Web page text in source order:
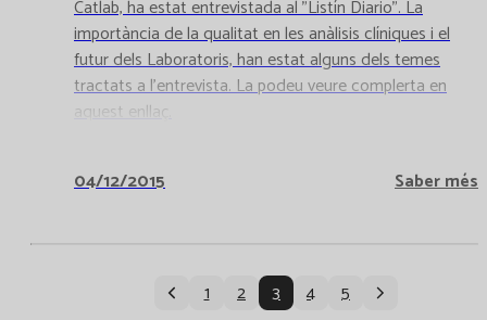
Catlab, ha estat entrevistada al "Listín Diario". La
importància de la qualitat en les anàlisis clíniques i el
futur dels Laboratoris, han estat alguns dels temes
tractats a l'entrevista. La podeu veure complerta en
aquest enllaç.
04/12/2015 Saber més
1 2 3 4 5